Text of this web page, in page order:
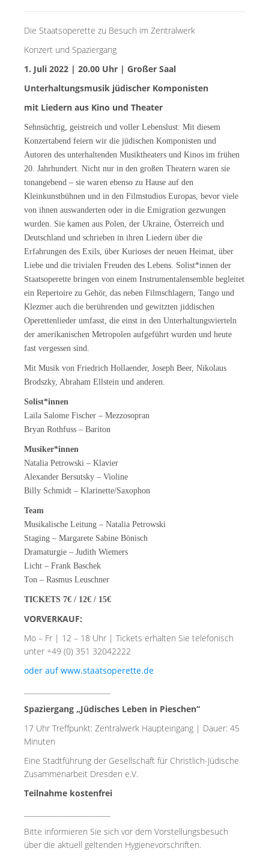
Die Staatsoperette zu Besuch im Zentralwerk
Konzert und Spaziergang
1. Juli 2022 | 20.00 Uhr | Großer Saal
Unterhaltungsmusik jüdischer Komponisten
mit Liedern aus Kino und Theater
Sehnsüchtig, geistreich und voller Lebenslust: Mit diesem
Konzertabend feiern wir die jüdischen Komponisten und
Autoren des unterhaltenden Musiktheaters und Kinos im frühen
20. Jahrhundert. Nicht nur in den großen Theatern waren sie
tonangebend – sie waren ebenso zu Hause auf den
Kleinkunstbühnen und in den Filmstudios Europas, bevor viele
von ihnen auswanderten oder in die Emigration gezwungen
wurden. Sie kamen aus Polen, der Ukraine, Österreich und
Deutschland und schrieben in ihren Liedern über die
Erfahrungen des Exils, über Kurioses der neuen Heimat, über
Liebe und die trivialen Freuden des Lebens. Solist*innen der
Staatsoperette bringen von einem Instrumentalensemble begleitet
ein Repertoire zu Gehör, das neben Filmschlagern, Tango und
Klezmer auch die berührenden und gewitzten jiddischen
Operettenlieder umfasst, die einst in den Unterhaltungsvierteln
der amerikanischen Metropolen aufgeführt wurden und heute
fast vergessen sind.
Mit Musik von Friedrich Hollaender, Joseph Beer, Nikolaus
Brodszky, Abraham Ellstein und anderen.
Solist*innen
Laila Salome Fischer – Mezzosopran
Bryan Rothfuss – Bariton
Musiker*innen
Natalia Petrowski – Klavier
Alexander Bersutsky – Violine
Billy Schmidt – Klarinette/Saxophon
Team
Musikalische Leitung – Natalia Petrowski
Staging – Margarete Sabine Bönisch
Dramaturgie – Judith Wiemers
Licht – Frank Baschek
Ton – Rasmus Leuschner
TICKETS 7€ / 12€ / 15€
VORVERKAUF:
Mo – Fr | 12 – 18 Uhr | Tickets erhalten Sie telefonisch
unter +49 (0) 351 32042222
oder auf www.staatsoperette.de
Spaziergang „Jüdisches Leben in Pieschen“
17 Uhr Treffpunkt: Zentralwerk Haupteingang | Dauer: 45
Minuten
Eine Stadtführung der Gesellschaft für Christlich-Jüdische
Zusammenarbeit Dresden e.V.
Teilnahme kostenfrei
Bitte informieren Sie sich vor dem Vorstellungsbesuch
über die aktuell geltenden Hygienevorschriften.